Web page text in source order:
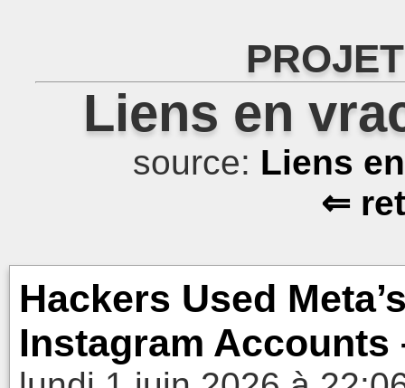
Liens en
source: Liens
⇐
Hackers Used
Instagram